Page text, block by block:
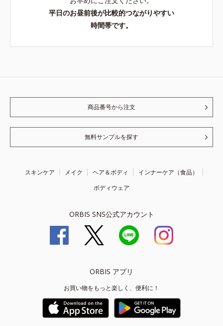
平日のお昼前後が比較的つながりやすい
時間帯です。
商品番号から注文
無料サンプルを探す
スキンケア メイク ヘア＆ボディ
インナーケア（食品）
ボディウェア
ORBIS SNS公式アカウント
ORBIS アプリ
お買い物をもっと楽しく、便利に！